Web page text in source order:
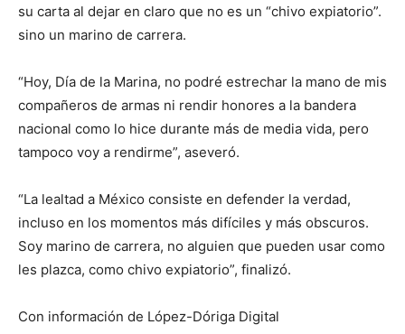
su carta al dejar en claro que no es un “chivo expiatorio”.
sino un marino de carrera.
“Hoy, Día de la Marina, no podré estrechar la mano de mis
compañeros de armas ni rendir honores a la bandera
nacional como lo hice durante más de media vida, pero
tampoco voy a rendirme”, aseveró.
“La lealtad a México consiste en defender la verdad,
incluso en los momentos más difíciles y más obscuros.
Soy marino de carrera, no alguien que pueden usar como
les plazca, como chivo expiatorio”, finalizó.
Con información de López-Dóriga Digital